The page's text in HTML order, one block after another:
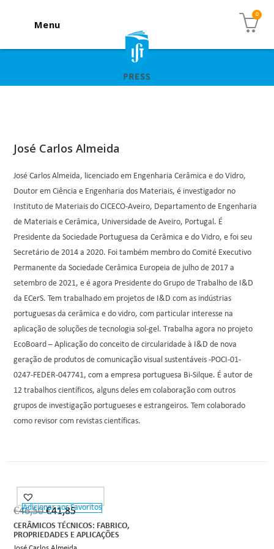
Menu
José Carlos Almeida
José Carlos Almeida, licenciado em Engenharia Cerâmica e do Vidro,
Doutor em Ciência e Engenharia dos Materiais, é investigador no
Instituto de Materiais do CICECO-Aveiro, Departamento de Engenharia
de Materiais e Cerâmica, Universidade de Aveiro, Portugal. É
Presidente da Sociedade Portuguesa da Cerâmica e do Vidro, e foi seu
Secretário de 2014 a 2020. Foi também membro do Comité Executivo
Permanente da Sociedade Cerâmica Europeia de julho de 2017 a
setembro de 2021, e é agora Presidente do Grupo de Trabalho de I&D
da ECerS. Tem trabalhado em projetos de I&D com as indústrias
portuguesas da cerâmica e do vidro, com particular interesse na
aplicação de soluções de tecnologia sol-gel. Trabalha agora no projeto
EcoBoard – Aplicação do conceito de circularidade à I&D de nova
geração de produtos de comunicação visual sustentáveis -POCI-01-
0247-FEDER-047741, com a empresa portuguesa Bi-Silque. É autor de
12 trabalhos científicos, alguns deles em colaboração com outros
grupos de investigação portugueses e estrangeiros. Tem colaborado
como revisor com revistas científicas.
Adicionar aos Favoritos
€46,50 €41,85
CERÂMICOS TÉCNICOS: FABRICO,
PROPRIEDADES E APLICAÇÕES